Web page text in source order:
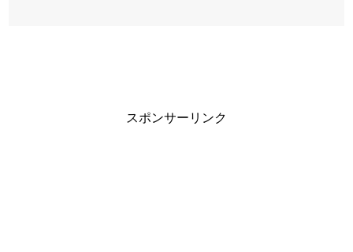
スポンサーリンク